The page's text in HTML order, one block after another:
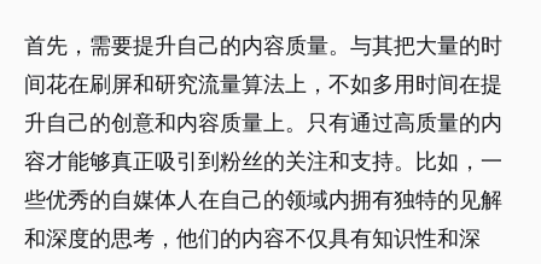
首先，需要提升自己的内容质量。与其把大量的时
间花在刷屏和研究流量算法上，不如多用时间在提
升自己的创意和内容质量上。只有通过高质量的内
容才能够真正吸引到粉丝的关注和支持。比如，一
些优秀的自媒体人在自己的领域内拥有独特的见解
和深度的思考，他们的内容不仅具有知识性和深